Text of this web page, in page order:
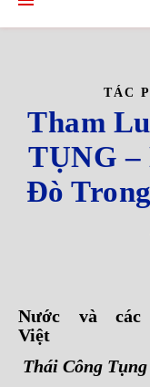
TÁC
Tham
TỤNG –
Đò
Nước và các bến đò trong thơ nhạc
Thái Công Tụng